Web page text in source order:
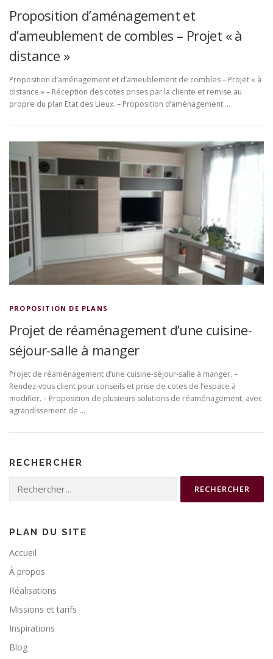
Proposition d’aménagement et
d’ameublement de combles – Projet « à
distance »
Proposition d’aménagement et d’ameublement de combles – Projet « à
distance » – Réception des cotes prises par la cliente et remise au
propre du plan Etat des Lieux. – Proposition d’aménagement …
PROPOSITION DE PLANS
Projet de réaménagement d’une cuisine-
séjour-salle à manger
Projet de réaménagement d’une cuisine-séjour-salle à manger. –
Rendez-vous client pour conseils et prise de cotes de l’espace à
modifier. – Proposition de plusieurs solutions de réaménagement, avec
agrandissement de …
RECHERCHER
PLAN DU SITE
Accueil
À propos
Réalisations
Missions et tarifs
Inspirations
Blog